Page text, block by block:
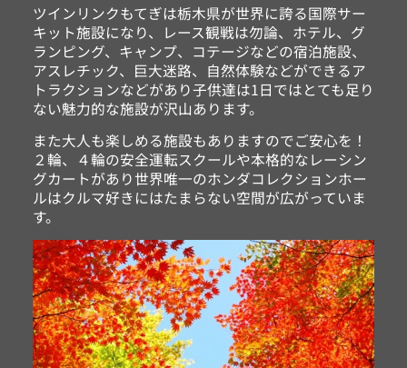
ツインリンクもてぎは栃木県が世界に誇る国際サー
キット施設になり、レース観戦は勿論、ホテル、グ
ランピング、キャンプ、コテージなどの宿泊施設、
アスレチック、巨大迷路、自然体験などができるア
トラクションなどがあり子供達は1日ではとても足り
ない魅力的な施設が沢山あります。
また大人も楽しめる施設もありますのでご安心を！
２輪、４輪の安全運転スクールや本格的なレーシン
グカートがあり世界唯一のホンダコレクションホー
ルはクルマ好きにはたまらない空間が広がっていま
す。